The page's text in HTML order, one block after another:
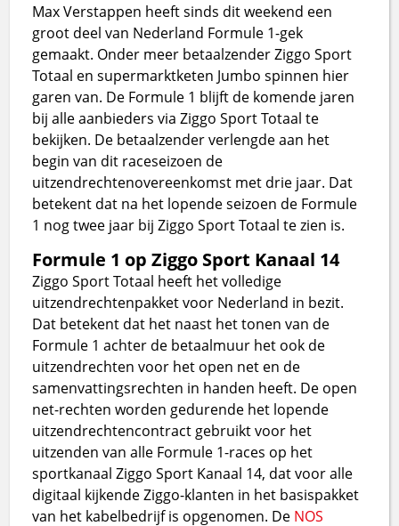
Max Verstappen heeft sinds dit weekend een
groot deel van Nederland Formule 1-gek
gemaakt. Onder meer betaalzender Ziggo Sport
Totaal en supermarktketen Jumbo spinnen hier
garen van. De Formule 1 blijft de komende jaren
bij alle aanbieders via Ziggo Sport Totaal te
bekijken. De betaalzender verlengde aan het
begin van dit raceseizoen de
uitzendrechtenovereenkomst met drie jaar. Dat
betekent dat na het lopende seizoen de Formule
1 nog twee jaar bij Ziggo Sport Totaal te zien is.
Formule 1 op Ziggo Sport Kanaal 14
Ziggo Sport Totaal heeft het volledige
uitzendrechtenpakket voor Nederland in bezit.
Dat betekent dat het naast het tonen van de
Formule 1 achter de betaalmuur het ook de
uitzendrechten voor het open net en de
samenvattingsrechten in handen heeft. De open
net-rechten worden gedurende het lopende
uitzendrechtencontract gebruikt voor het
uitzenden van alle Formule 1-races op het
sportkanaal Ziggo Sport Kanaal 14, dat voor alle
digitaal kijkende Ziggo-klanten in het basispakket
van het kabelbedrijf is opgenomen. De NOS